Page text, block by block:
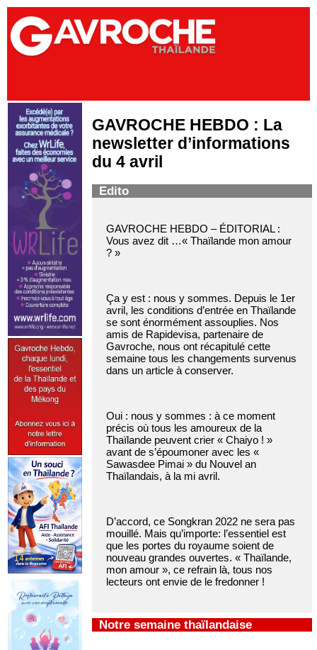
GAVROCHE HEBDO : La
newsletter d’informations
du 4 avril
Edito
GAVROCHE HEBDO – ÉDITORIAL :
Vous avez dit …« Thaïlande mon amour
? »
Ça y est : nous y sommes. Depuis le 1er
avril, les conditions d’entrée en Thaïlande
se sont énormément assouplies. Nos
amis de Rapidevisa, partenaire de
Gavroche, nous ont récapitulé cette
semaine tous les changements survenus
dans un article à conserver.
Oui : nous y sommes : à ce moment
précis où tous les amoureux de la
Thaïlande peuvent crier « Chaiyo ! »
avant de s’époumoner avec les «
Sawasdee Pimai » du Nouvel an
Thaïlandais, à la mi avril.
D’accord, ce Songkran 2022 ne sera pas
mouillé. Mais qu’importe: l’essentiel est
que les portes du royaume soient de
nouveau grandes ouvertes. « Thaïlande,
mon amour », ce refrain là, tous nos
lecteurs ont envie de le fredonner !
Notre semaine thaïlandaise